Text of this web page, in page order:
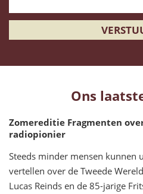
Ons
Zomereditie Fragmenten
radiopionier
Steeds minder mensen kunnen
vertellen over de Tweede
Lucas Reinds en de 85-jarige